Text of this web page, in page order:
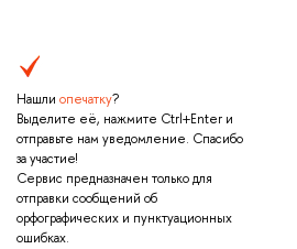
Нашли опечатку?
Выделите её, нажмите Ctrl+Enter и
отправьте нам уведомление. Спасибо
за участие!
Сервис предназначен только для
отправки сообщений об
орфографических и пунктуационных
ошибках.